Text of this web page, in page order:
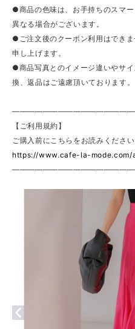
●商品の色味は、お手持ちのスマ
異なる場合がございます。
●ご注文後のクーポン利用はでき
申し上げます。
●商品写真とのイメージ違いやサ
換、返品はご遠慮頂いております。
【ご利用規約】
ご購入前にこちらをお読みください
https://www.cafe-la-mode.com/